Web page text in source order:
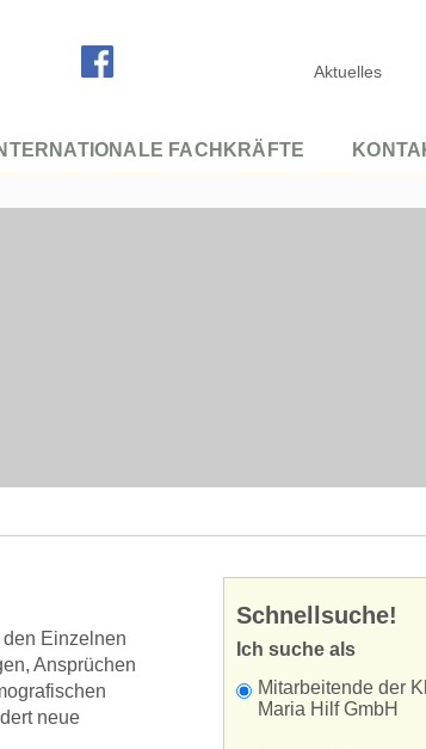
FACHKRÄFTE
Aktuelles
Einzelnen
Ansprüchen
neue
Schnellsuche!
Ich suche als
Mitarbeitende der
Maria Hilf GmbH